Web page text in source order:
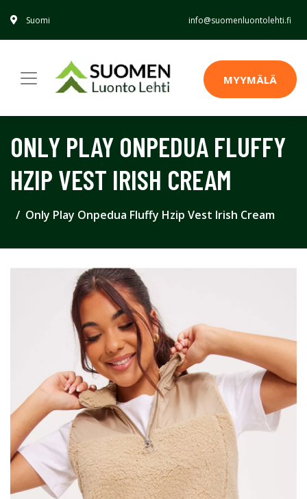
Suomi info@suomenluontolehti.fi
MYYMÄLÄ
ONLY PLAY ONPEDUA FLUFFY
HZIP VEST IRISH CREAM
Only Play Onpedua Fluffy Hzip Vest Irish Cream